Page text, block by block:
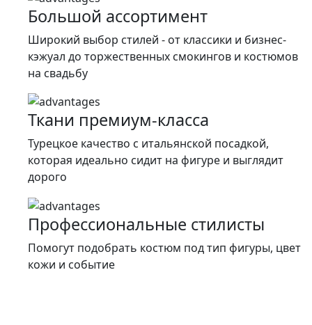
Большой ассортимент
Широкий выбор стилей - от классики и бизнес-
кэжуал до торжественных смокингов и костюмов
на свадьбу
Ткани премиум-класса
Турецкое качество c итальянской посадкой,
которая идеально сидит на фигуре и выглядит
дорого
Профессиональные стилисты
Помогут подобрать костюм под тип фигуры, цвет
кожи и событие